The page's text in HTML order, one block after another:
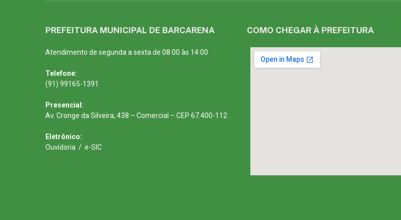
PREFEITURA MUNICIPAL DE BARCARENA
Atendimento de segunda a sexta de 08:00 às 14:00
Telefone:
(91) 99165-1391
Presencial:
Av. Cronge da Silveira, 438 – Comercial – CEP 67.400-112
Eletrônico:
Ouvidoria / e-SIC
COMO CHEGAR À PREFEITURA